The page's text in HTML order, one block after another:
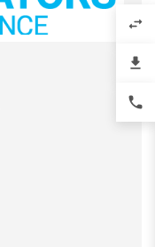
swap_horiz
file_download
phone